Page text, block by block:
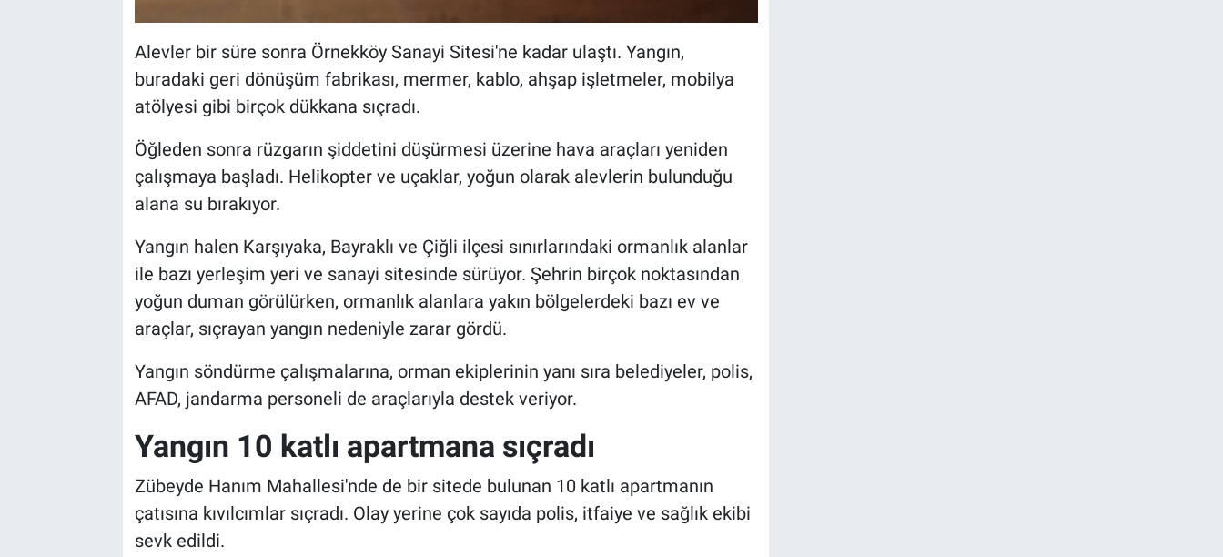
Alevler bir süre sonra Örnekköy Sanayi Sitesi'ne kadar ulaştı. Yangın,
buradaki geri dönüşüm fabrikası, mermer, kablo, ahşap işletmeler, mobilya
atölyesi gibi birçok dükkana sıçradı.
Öğleden sonra rüzgarın şiddetini düşürmesi üzerine hava araçları yeniden
çalışmaya başladı. Helikopter ve uçaklar, yoğun olarak alevlerin bulunduğu
alana su bırakıyor.
Yangın halen Karşıyaka, Bayraklı ve Çiğli ilçesi sınırlarındaki ormanlık alanlar
ile bazı yerleşim yeri ve sanayi sitesinde sürüyor. Şehrin birçok noktasından
yoğun duman görülürken, ormanlık alanlara yakın bölgelerdeki bazı ev ve
araçlar, sıçrayan yangın nedeniyle zarar gördü.
Yangın söndürme çalışmalarına, orman ekiplerinin yanı sıra belediyeler, polis,
AFAD, jandarma personeli de araçlarıyla destek veriyor.
Yangın 10 katlı apartmana sıçradı
Zübeyde Hanım Mahallesi'nde de bir sitede bulunan 10 katlı apartmanın
çatısına kıvılcımlar sıçradı. Olay yerine çok sayıda polis, itfaiye ve sağlık ekibi
sevk edildi.